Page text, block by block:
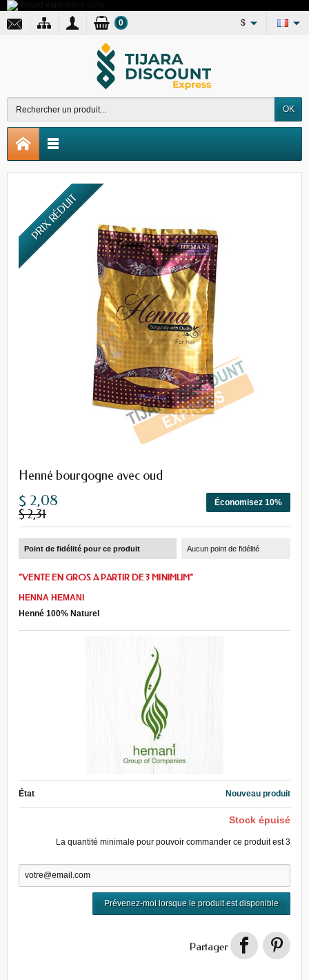
$
OK
0
PRIX RÉDUIT
Henné bourgogne avec oud
Économisez 10%
$ 2,08
$ 2,31
Point de fidélité pour ce produit Aucun point de fidélité
"VENTE EN GROS A PARTIR DE 3 MINIMUM"
HENNA HEMANI
Henné 100% Naturel
État Nouveau produit
Stock épuisé
La quantité minimale pour pouvoir commander ce produit est3
Prévenez-moi lorsque le produit est disponible
Partager